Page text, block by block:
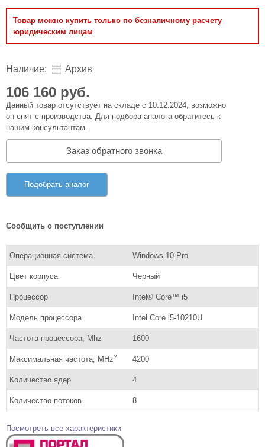
Товар можно купить только по безналичному расчету
юридическим лицам
Наличие: Архив
106 160 руб.
Данный товар отсутствует на складе с 10.12.2024, возможно
он снят с производства. Для подбора аналога обратитесь к
нашим консультантам.
Заказ обратного звонка
Подобрать аналог
Сообщить о поступлении
Операционная система Windows 10 Pro
Цвет корпуса Черный
Процессор Intel® Core™ i5
Модель процессора Intel Core i5-10210U
Частота процессора, Mhz 1600
Максимальная частота, MHz? 4200
Количество ядер 4
Количество потоков 8
Посмотреть все характеристики